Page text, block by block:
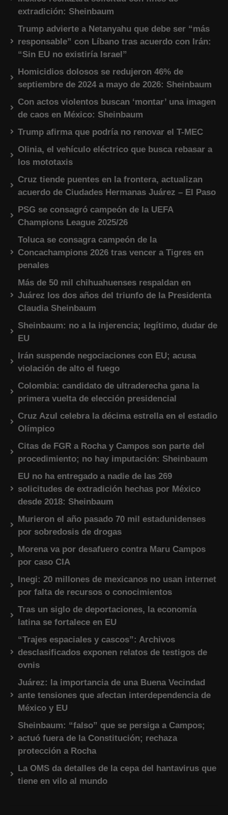
extradición: Sheinbaum
Trump advierte a Netanyahu que debe ser “más
responsable” con Líbano tras acuerdo con Irán:
“Sin EU no existiría Israel”
Homicidios dolosos se redujeron 46% de
septiembre de 2024 a mayo de 2026: Sheinbaum
Con actos violentos buscan ‘montar’ una imagen
de caos en México: Sheinbaum
Trump afirma que podría no renovar el T-MEC
Olinia, el vehículo eléctrico que busca rebasar a
los mototaxis
Cruz tiende puentes en la frontera, actualizan
acuerdo de Ciudades Hermanas Juárez – El Paso
PSG se consagró campeón de la UEFA
Champions League 2025/26
Toluca se consagra campeón de la
Concachampions 2026 tras vencer a Tigres en
penales
Más de 50 mil chihuahuenses respaldan en
Juárez los dos años del triunfo de la Presidenta
Claudia Sheinbaum
Sheinbaum: no a la injerencia; legítimo, dudar de
EU
Irán suspende negociaciones con EU; acusa
violación de alto el fuego
Colombia: candidato de ultraderecha gana la
primera vuelta de elección presidencial
Cruz Azul celebra la décima estrella en el estadio
Olímpico
Citas de FGR a Rocha y Campos son parte del
procedimiento; no hay imputación: Sheinbaum
EU no ha entregado a nadie de las 269
solicitudes de extradición hechas por México
desde 2018: Sheinbaum
Murieron el año pasado 70 mil estadunidenses
por sobredosis de drogas
Morena va por desafuero contra Maru Campos
por caso CIA
Inegi: 20 millones de mexicanos no usan internet
por falta de recursos o conocimientos
Tras un siglo de deportaciones, la economía
latina se fortalece en EU
“Trajes espaciales y cascos”: Archivos
desclasificados exponen relatos de testigos de
ovnis
Juárez: la importancia de una Buena Vecindad
ante tensiones que afectan interdependencia de
México y EU
Sheinbaum: “falso” que se persiga a Campos;
actuó fuera de la Constitución; rechaza
protección a Rocha
La OMS da detalles de la cepa del hantavirus que
tiene en vilo al mundo